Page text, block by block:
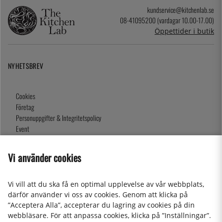
kundservice@kitchenlab.se
08-41095200 (vardagar 10.00-17.00)
Öppettider i butik
NYHETSBREV
Cookies
Företag
Personuppgifter & Integritetspolicy
Event
Om oss
Presentkort
2026 KitchenLab AB
Vi använder cookies
Vi vill att du ska få en optimal upplevelse av vår webbplats,
därför använder vi oss av cookies. Genom att klicka på
”Acceptera Alla”, accepterar du lagring av cookies på din
webbläsare. För att anpassa cookies, klicka på ”Inställningar”.